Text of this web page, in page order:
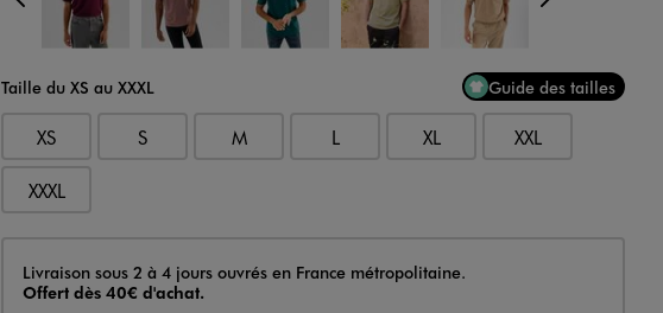
Précédent
Taille du XS au XXXL Guide des tailles
XS S M L XL XXL
XXXL
Livraison
Livraison sous 2 à 4 jours ouvrés en France métropolitaine.
Offert dès 40€ d'achat.